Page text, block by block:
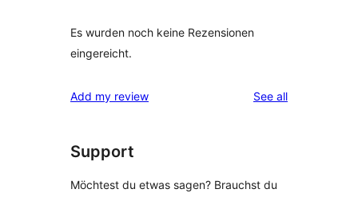
Es wurden noch keine Rezensionen
eingereicht.
Add my review See allreviews
Support
Möchtest du etwas sagen? Brauchst du